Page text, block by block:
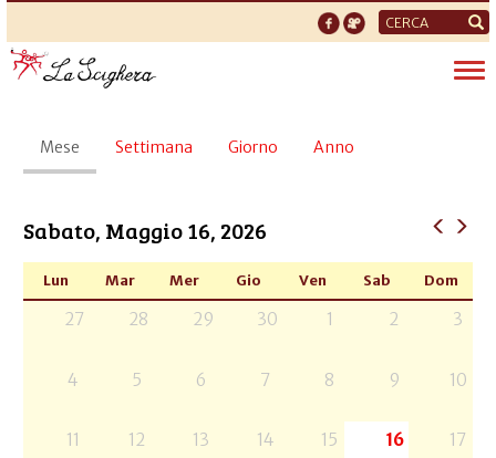
Form
di
ricerca
Schede
primarie
Mese (scheda
attiva)
Settimana Giorno Anno
Sabato, Maggio 16, 2026
Lun Mar Mer Gio Ven Sab Dom
27 28 29 30 1 2 3
4 5 6 7 8 9 10
11 12 13 14 15 16 17